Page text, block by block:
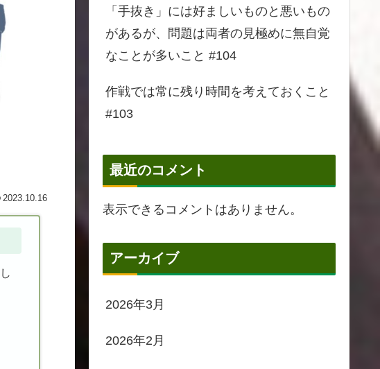
2023.10.16
「手抜き」には好ましいものと悪いもの
があるが、問題は両者の見極めに無自覚
なことが多いこと #104
作戦では常に残り時間を考えておくこと
#103
最近のコメント
表示できるコメントはありません。
アーカイブ
2026年3月
2026年2月